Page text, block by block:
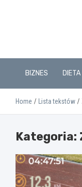
BIZNES DIETA
Home Lista tekstów
Kategoria: